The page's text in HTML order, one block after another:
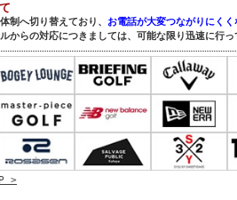
制へ切り替えており、 お電話が大変つながりにくく
からの対応につきましては、可能な限り迅速に行
>